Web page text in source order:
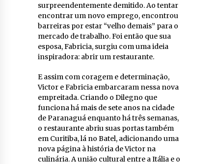
surpreendentemente demitido. Ao tentar
encontrar um novo emprego, encontrou
barreiras por estar “velho demais” para o
mercado de trabalho. Foi então que sua
esposa, Fabricia, surgiu com uma ideia
inspiradora: abrir um restaurante.
E assim com coragem e determinação,
Victor e Fabricia embarcaram nessa nova
empreitada. Criando o Dilegno que
funciona há mais de sete anos na cidade
de Paranaguá enquanto há três semanas,
o restaurante abriu suas portas também
em Curitiba, lá no Batel, adicionando uma
nova página à história de Victor na
culinária. A união cultural entre a Itália e o